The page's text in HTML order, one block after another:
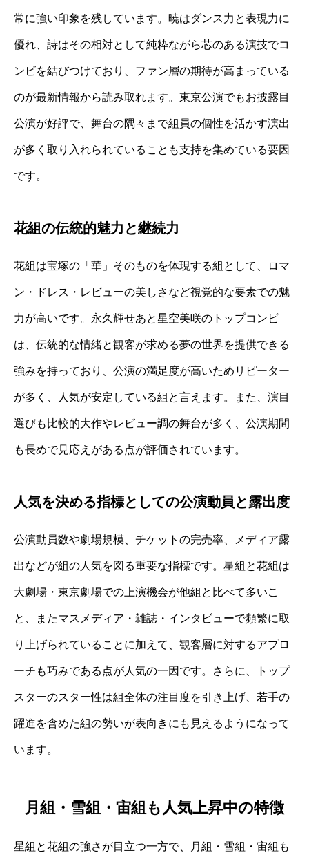
常に強い印象を残しています。暁はダンス力と表現力に
優れ、詩はその相対として純粋ながら芯のある演技でコ
ンビを結びつけており、ファン層の期待が高まっている
のが最新情報から読み取れます。東京公演でもお披露目
公演が好評で、舞台の隅々まで組員の個性を活かす演出
が多く取り入れられていることも支持を集めている要因
です。
花組の伝統的魅力と継続力
花組は宝塚の「華」そのものを体現する組として、ロマ
ン・ドレス・レビューの美しさなど視覚的な要素での魅
力が高いです。永久輝せあと星空美咲のトップコンビ
は、伝統的な情緒と観客が求める夢の世界を提供できる
強みを持っており、公演の満足度が高いためリピーター
が多く、人気が安定している組と言えます。また、演目
選びも比較的大作やレビュー調の舞台が多く、公演期間
も長めで見応えがある点が評価されています。
人気を決める指標としての公演動員と露出度
公演動員数や劇場規模、チケットの完売率、メディア露
出などが組の人気を図る重要な指標です。星組と花組は
大劇場・東京劇場での上演機会が他組と比べて多いこ
と、またマスメディア・雑誌・インタビューで頻繁に取
り上げられていることに加えて、観客層に対するアプロ
ーチも巧みである点が人気の一因です。さらに、トップ
スターのスター性は組全体の注目度を引き上げ、若手の
躍進を含めた組の勢いが表向きにも見えるようになって
います。
月組・雪組・宙組も人気上昇中の特徴
星組と花組の強さが目立つ一方で、月組・雪組・宙組も